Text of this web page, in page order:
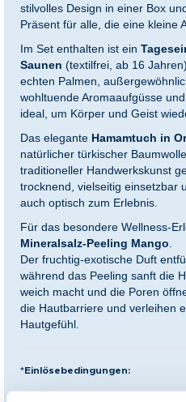
stilvolles Design in einer Box
Präsent für alle, die eine kleine
Im Set enthalten ist ein
Saunen (textilfrei, ab 16
echten Palmen,
wohltuende Aromaaufgüsse
ideal, um Körper und Geist
Das elegante Hamamtuch in
natürlicher türkischer
traditioneller Handwerkskunst
trocknend, vielseitig einsetzbar
auch optisch zum Erlebnis.
Für das besondere Wellness-
Mineralsalz-Peeling Mango.
Der fruchtig-exotische Duft
während das Peeling sanft die
weich macht und die Poren
die Hautbarriere und verleihen
Hautgefühl.
*Einlösebedingungen: